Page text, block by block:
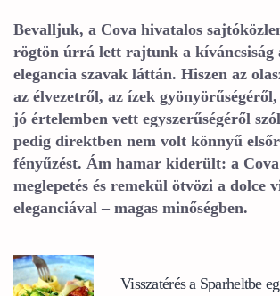
Bevalljuk, a Cova hivatalos
rögtön úrrá lett rajtunk a kíváncsiság
elegancia szavak láttán. Hiszen az
az élvezetről, az ízek
jó értelemben vett egyszerűségéről
pedig direktben nem volt könnyű
fényűzést. Ám hamar kiderült: a Cova
meglepetés és remekül ötvözi a dolce
eleganciával – magas minőségben.
Visszatérés a Sparheltbe